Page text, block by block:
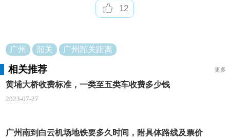
6、沿三元里大道行驶840米,朝S41/机场高速/S8
1/S15方向,靠左进入机场高速公路
7、沿机场高速公路行驶520米,在(广园西立交桥)
朝机场高速方向,靠左(部分路段收费)
8、继续沿机场高速公路行驶4.0公里,过右侧的(齐
富商贸大厦)约100米后,靠左(全路段收费)
盛商务中心)约1480米后,朝白云机场/从化/韶关/S41方
12
广州 韶关 广州韶关距离
相关推荐 更多
黄埔大桥收费标准，一类至五类车收费多少钱
2023-07-27
广州南到白云机场地铁要多久时间，附具体路线及票价